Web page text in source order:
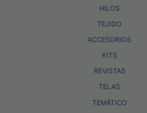
HILOS
TEJIDO
ACCESORIOS
KITS
REVISTAS
TELAS
TEMÁTICO